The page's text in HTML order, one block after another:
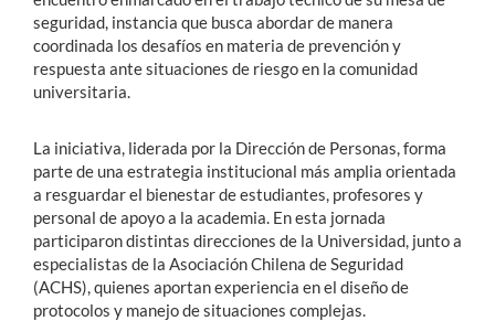
seguridad, instancia que busca abordar de manera
coordinada los desafíos en materia de prevención y
respuesta ante situaciones de riesgo en la comunidad
universitaria.
La iniciativa, liderada por la Dirección de Personas, forma
parte de una estrategia institucional más amplia orientada
a resguardar el bienestar de estudiantes, profesores y
personal de apoyo a la academia. En esta jornada
participaron distintas direcciones de la Universidad, junto a
especialistas de la Asociación Chilena de Seguridad
(ACHS), quienes aportan experiencia en el diseño de
protocolos y manejo de situaciones complejas.